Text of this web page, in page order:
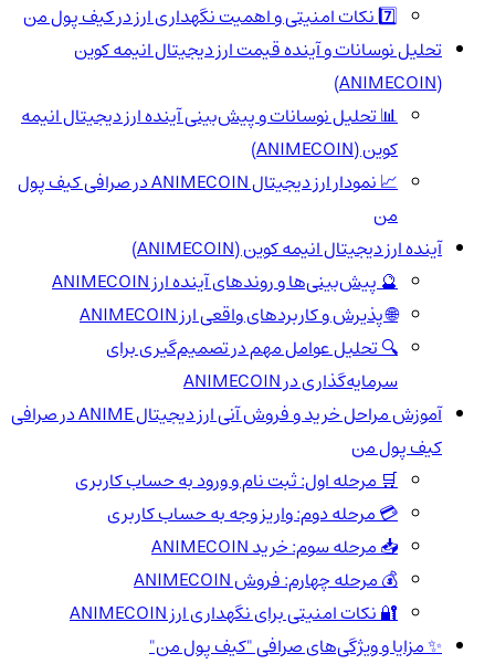
7️⃣ نکات امنیتی و اهمیت نگهداری ارز در کیف پول من
تحلیل نوسانات و آینده قیمت ارز دیجیتال انیمه کوین
📊 تحلیل نوسانات و پیش‌بینی آینده ارز دیجیتال انیمه
کوین (ANIMECOIN)
📈 نمودار ارز دیجیتال ANIMECOIN در صرافی کیف پول
من
آینده ارز دیجیتال انیمه کوین (ANIMECOIN)
🔮 پیش‌بینی‌ها و روندهای آینده ارز ANIMECOIN
🌐 پذیرش و کاربردهای واقعی ارز ANIMECOIN
🔍 تحلیل عوامل مهم در تصمیم‌گیری برای
سرمایه‌گذاری در ANIMECOIN
آموزش مراحل خرید و فروش آنی ارز دیجیتال ANIME در صرافی
کیف پول من
🛒 مرحله اول: ثبت نام و ورود به حساب کاربری
💳 مرحله دوم: واریز وجه به حساب کاربری
📥 مرحله سوم: خرید ANIMECOIN
💰 مرحله چهارم: فروش ANIMECOIN
🔐 نکات امنیتی برای نگهداری ارز ANIMECOIN
✨ مزایا و ویژگی‌های صرافی "کیف پول من"